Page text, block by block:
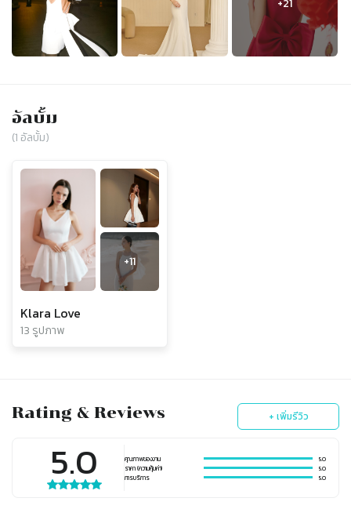
อัลบั้ม
(1 อัลบั้ม)
+11
Klara Love
13 รูปภาพ
Rating & Reviews + เพิ่มรีวิว
5.0 คุณภาพของงาน
5.0
ราคา (ความคุ้มค่า)
5.0
การบริการ
5.0